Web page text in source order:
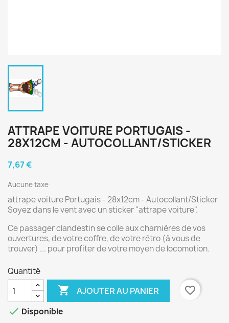
ATTRAPE VOITURE PORTUGAIS -
28X12CM - AUTOCOLLANT/STICKER
7,67 €
Aucune taxe
attrape voiture Portugais - 28x12cm - Autocollant/Sticker
Soyez dans le vent avec un sticker "attrape voiture".
Ce passager clandestin se colle aux charnières de vos
ouvertures, de votre coffre, de votre rétro (à vous de
trouver) ... pour profiter de votre moyen de locomotion.
Quantité
 AJOUTER AU PANIER
favorite_border
 Disponible